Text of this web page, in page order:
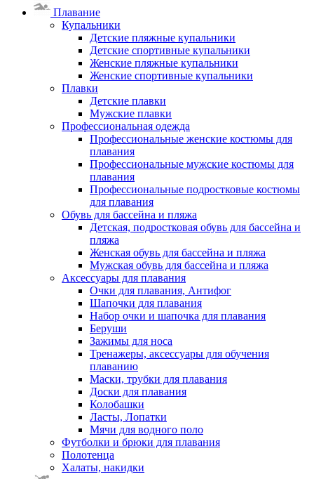
Плавание
Купальники
Детские пляжные купальники
Детские спортивные купальники
Женские пляжные купальники
Женские спортивные купальники
Плавки
Детские плавки
Мужские плавки
Профессиональная одежда
Профессиональные женские костюмы для
плавания
Профессиональные мужские костюмы для
плавания
Профессиональные подростковые костюмы
для плавания
Обувь для бассейна и пляжа
Детская, подростковая обувь для бассейна и
пляжа
Женская обувь для бассейна и пляжа
Мужская обувь для бассейна и пляжа
Аксессуары для плавания
Очки для плавания, Антифог
Шапочки для плавания
Набор очки и шапочка для плавания
Беруши
Зажимы для носа
Тренажеры, аксессуары для обучения
плаванию
Маски, трубки для плавания
Доски для плавания
Колобашки
Ласты, Лопатки
Мячи для водного поло
Футболки и брюки для плавания
Полотенца
Халаты, накидки